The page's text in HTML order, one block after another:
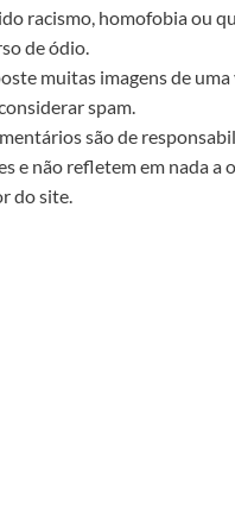
racismo, homofobia ou
de ódio.
muitas imagens de uma
spam.
são de
e não refletem em nada a
do site.